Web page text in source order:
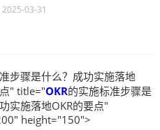
2025-03-31
步骤是什么？成功实施落地
" title="OKR的实施标准步骤是
实施落地OKR的要点"
height="150">